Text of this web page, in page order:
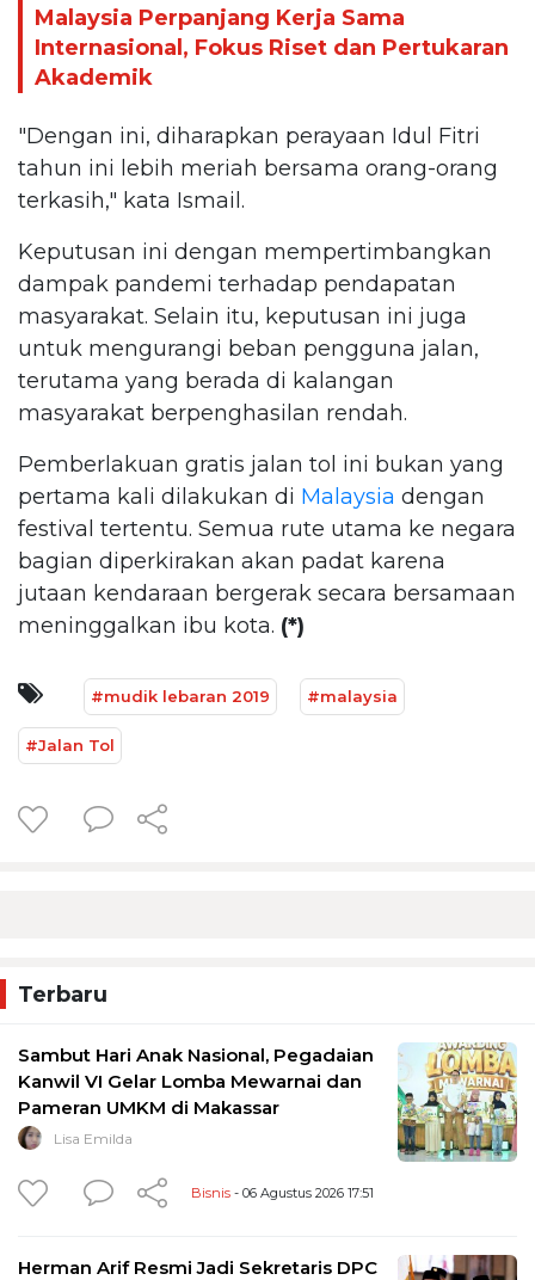
Malaysia Perpanjang Kerja Sama
Internasional, Fokus Riset dan Pertukaran
Akademik
"Dengan ini, diharapkan perayaan Idul Fitri
tahun ini lebih meriah bersama orang-orang
terkasih," kata Ismail.
Keputusan ini dengan mempertimbangkan
dampak pandemi terhadap pendapatan
masyarakat. Selain itu, keputusan ini juga
untuk mengurangi beban pengguna jalan,
terutama yang berada di kalangan
masyarakat berpenghasilan rendah.
Pemberlakuan gratis jalan tol ini bukan yang
pertama kali dilakukan di Malaysia dengan
festival tertentu. Semua rute utama ke negara
bagian diperkirakan akan padat karena
jutaan kendaraan bergerak secara bersamaan
meninggalkan ibu kota. (*)
#mudik lebaran 2019 #malaysia
#Jalan Tol
Terbaru
Sambut Hari Anak Nasional, Pegadaian
Kanwil VI Gelar Lomba Mewarnai dan
Pameran UMKM di Makassar
Lisa Emilda
Bisnis - 06 Agustus 2026 17:51
Herman Arif Resmi Jadi Sekretaris DPC